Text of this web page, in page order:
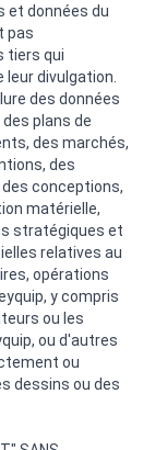
et données du
pas
tiers qui
divulgation.
des données
plans de
des marchés,
des
conceptions,
matérielle,
stratégiques et
relatives au
opérations
y compris
ou les
ou d'autres
ou
dessins ou des